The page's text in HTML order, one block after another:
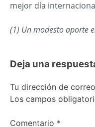
mejor día
(1) Un modesto aporte
Deja una
Tu dirección de
Los campos
Comentario *